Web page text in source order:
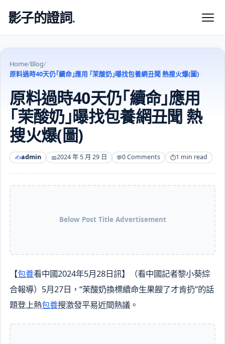
影子的證詞.
Home/Blog/
原料過時40天仍｢續命｣應用 ｢茉酸奶｣曝找包養網丑聞 熱搜火爆(圖)
原料過時40天仍｢續命｣應用
｢茉酸奶｣曝找包養網丑聞 熱
搜火爆(圖)
admin 2024 年 5 月 29 日 0 Comments 1 min read
Below Post Title Advertisement
【包養看中國2024年5月28日訊】（看中國記者黎小葵綜
合報導）5月27日，“茉酸奶換標續命生果餿了才肯扔”的話
題登上熱包養搜激發平易近間熱議。